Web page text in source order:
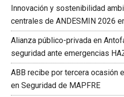
Innovación y sostenibilidad
centrales de ANDESMIN 2026
Alianza público-privada en
seguridad ante emergencias
ABB recibe por tercera ocasión
en Seguridad de MAPFRE